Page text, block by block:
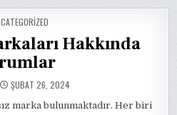
Hakkında
ŞUBAT 26, 2024
marka bulunmaktadır. Her biri